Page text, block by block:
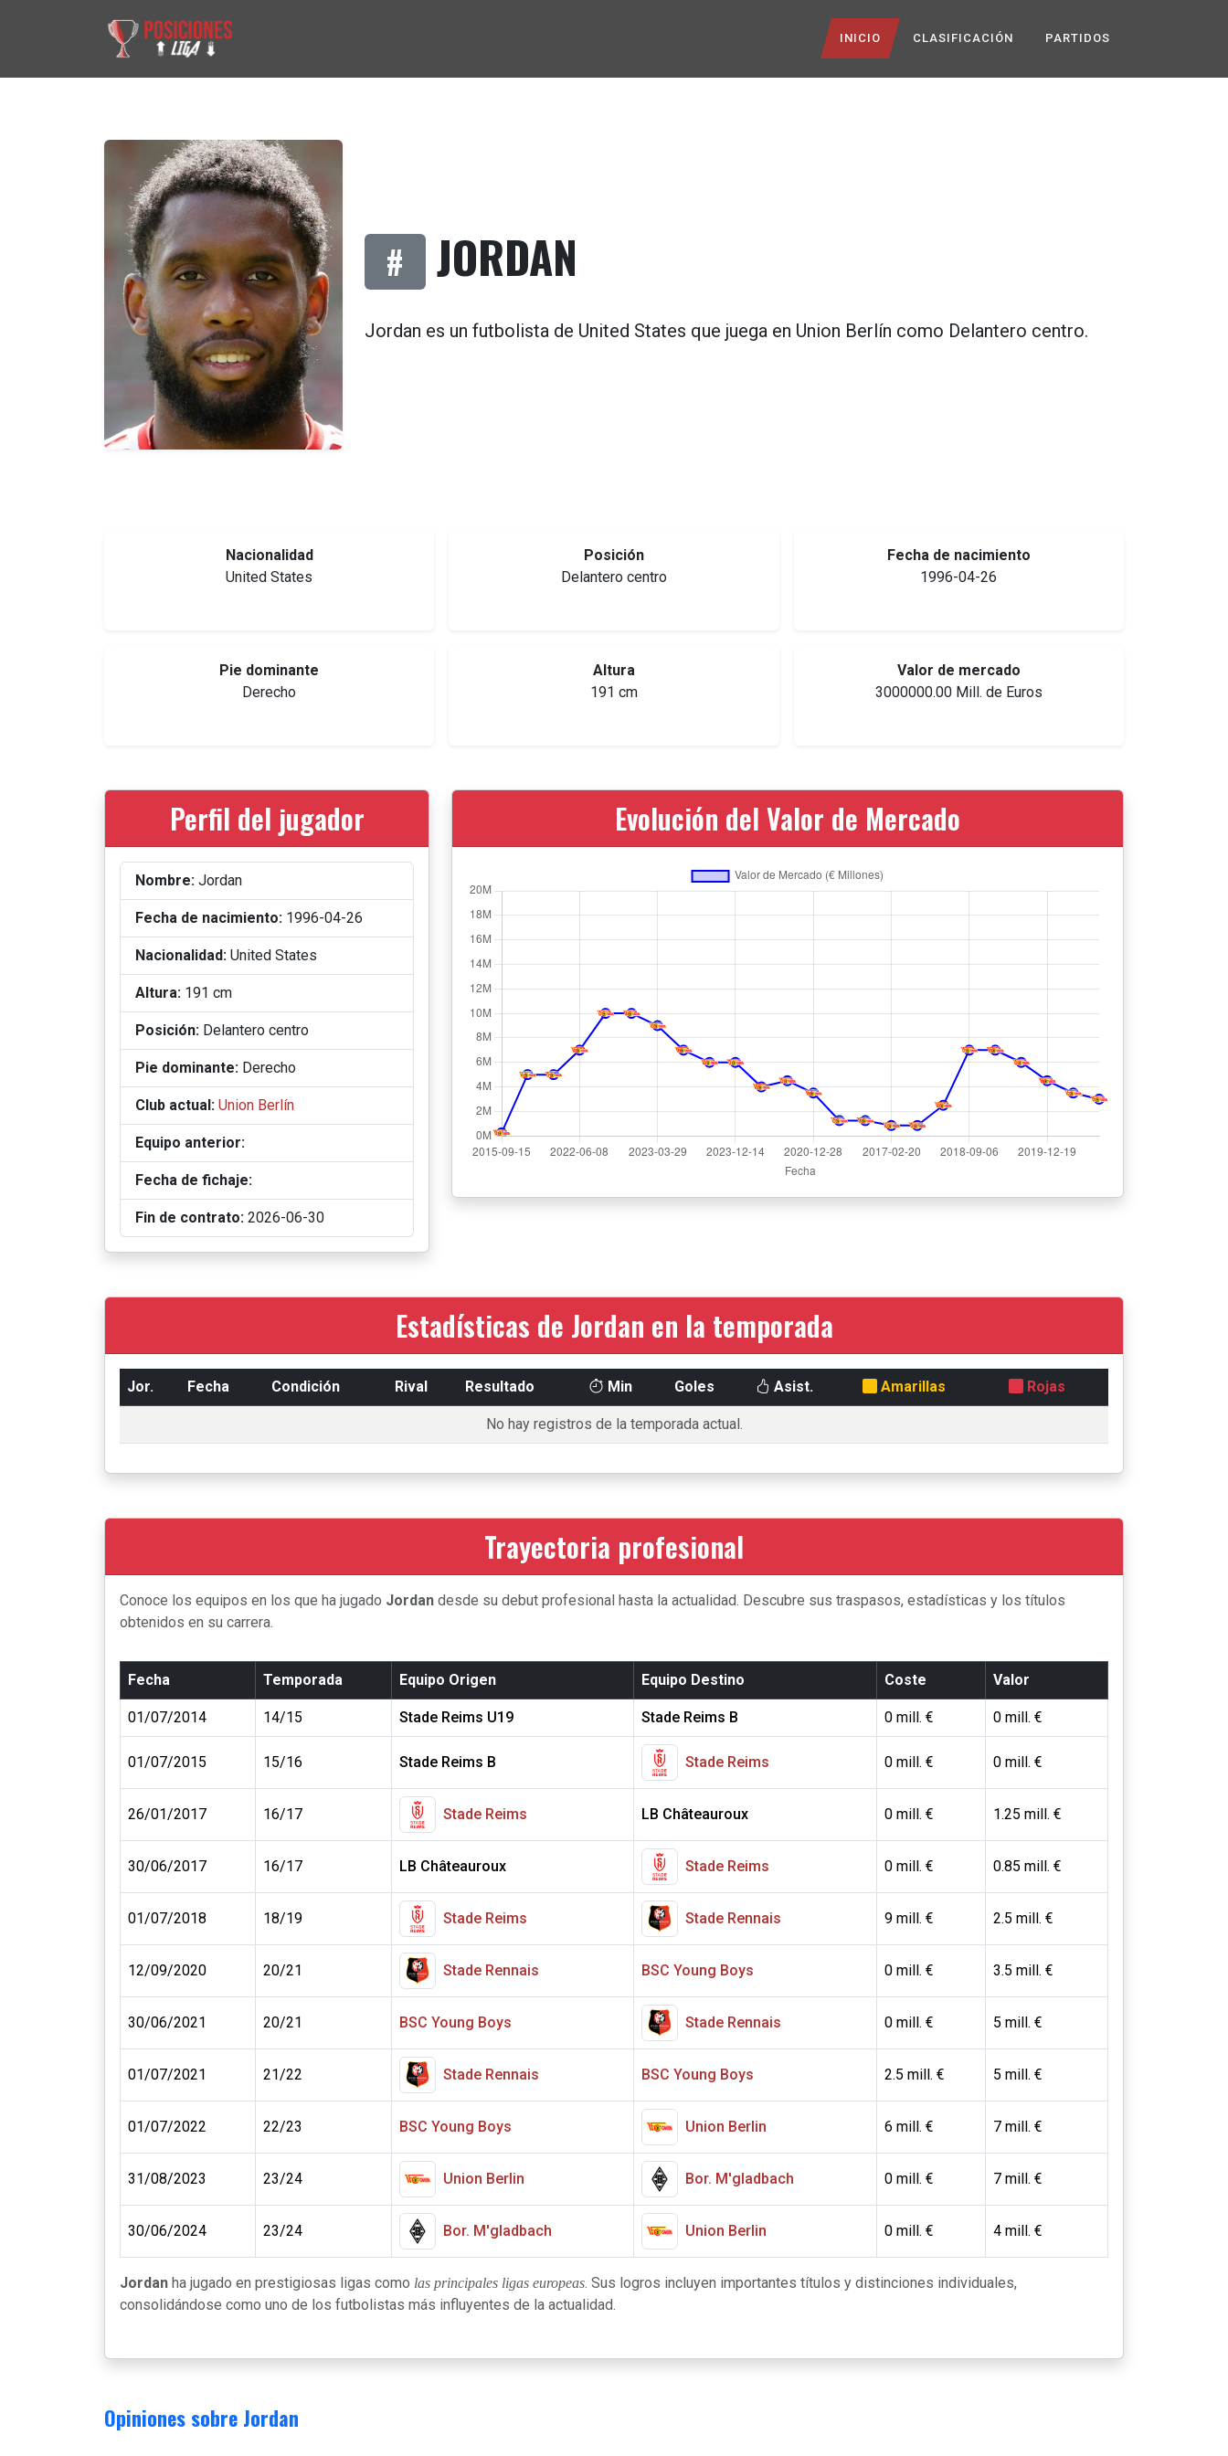
INICIO CLASIFICACIÓN PARTIDOS
# JORDAN
Jordan es un futbolista de United States que juega en Union Berlín como Delantero centro.
Nacionalidad
United States
Posición
Delantero centro
Fecha de nacimiento
1996-04-26
Pie dominante
Derecho
Altura
191 cm
Valor de mercado
3000000.00 Mill. de Euros
Perfil del jugador
Nombre: Jordan
Fecha de nacimiento: 1996-04-26
Nacionalidad: United States
Altura: 191 cm
Posición: Delantero centro
Pie dominante: Derecho
Club actual: Union Berlín
Equipo anterior:
Fecha de fichaje:
Fin de contrato: 2026-06-30
Evolución del Valor de Mercado
Estadísticas de Jordan en la temporada
Jor. Fecha Condición Rival Resultado Min Goles Asist. Amarillas Rojas
No hay registros de la temporada actual.
Trayectoria profesional
Conoce los equipos en los que ha jugado Jordan desde su debut profesional hasta la actualidad. Descubre sus traspasos, estadísticas y los títulos
obtenidos en su carrera.
Fecha Temporada Equipo Origen Equipo Destino Coste Valor
01/07/2014 14/15 Stade Reims U19 Stade Reims B 0 mill. € 0 mill. €
01/07/2015 15/16 Stade Reims B Stade Reims 0 mill. € 0 mill. €
26/01/2017 16/17 Stade Reims LB Châteauroux 0 mill. € 1.25 mill. €
30/06/2017 16/17 LB Châteauroux Stade Reims 0 mill. € 0.85 mill. €
01/07/2018 18/19 Stade Reims Stade Rennais 9 mill. € 2.5 mill. €
12/09/2020 20/21 Stade Rennais BSC Young Boys 0 mill. € 3.5 mill. €
30/06/2021 20/21 BSC Young Boys Stade Rennais 0 mill. € 5 mill. €
01/07/2021 21/22 Stade Rennais BSC Young Boys 2.5 mill. € 5 mill. €
01/07/2022 22/23 BSC Young Boys Union Berlin 6 mill. € 7 mill. €
31/08/2023 23/24 Union Berlin Bor. M'gladbach 0 mill. € 7 mill. €
30/06/2024 23/24 Bor. M'gladbach Union Berlin 0 mill. € 4 mill. €
Jordan ha jugado en prestigiosas ligas como las principales ligas europeas. Sus logros incluyen importantes títulos y distinciones individuales,
consolidándose como uno de los futbolistas más influyentes de la actualidad.
Opiniones sobre Jordan